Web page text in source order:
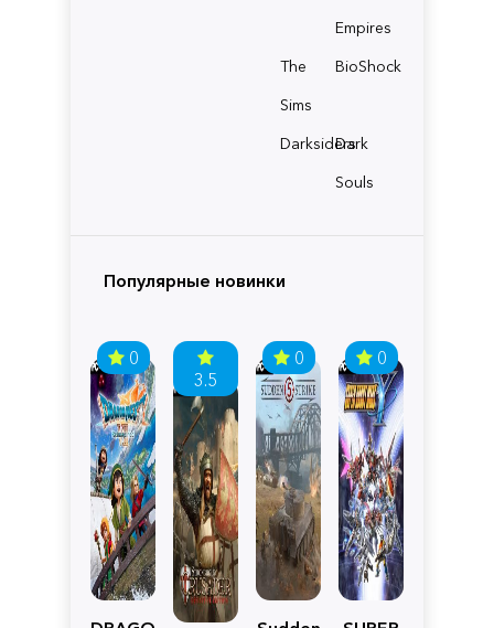
Empires
The
Sims
BioShock
Darksiders
Dark
Souls
Популярные новинки
0
3.5
0 0